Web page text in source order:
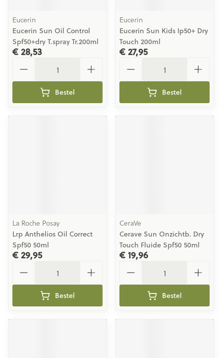
Eucerin
Eucerin Sun Oil Control
Spf50+dry T.spray Tr.200ml
€ 28,53
Bestel
Eucerin
Eucerin Sun Kids Ip50+ Dry
Touch 200ml
€ 27,95
Bestel
La Roche Posay
Lrp Anthelios Oil Correct
Spf50 50ml
€ 29,95
Bestel
CeraVe
Cerave Sun Onzichtb. Dry
Touch Fluide Spf50 50ml
€ 19,96
Bestel